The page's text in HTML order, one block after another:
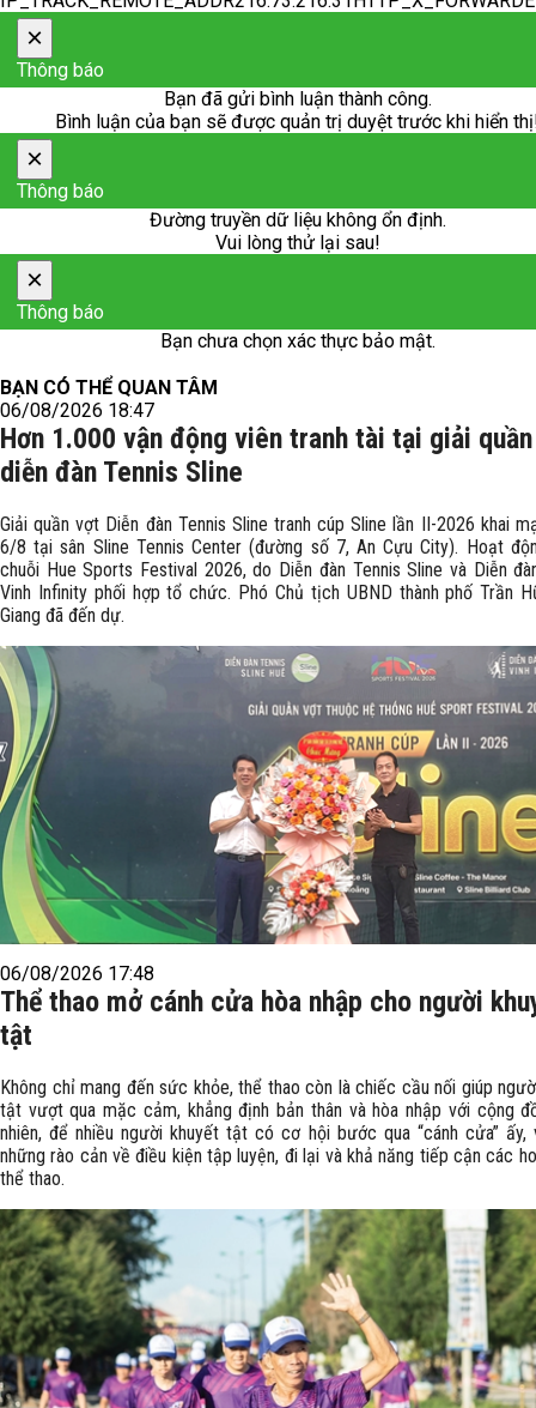
×
Thông báo
Bạn đã gửi bình luận thành công.
Bình luận của bạn sẽ được quản trị duyệt trước khi hiển
×
Thông báo
Đường truyền dữ liệu không ổn định.
Vui lòng thử lại sau!
×
Thông báo
Bạn chưa chọn xác thực bảo mật.
BẠN CÓ THỂ QUAN TÂM
06/08/2026 18:47
Hơn 1.000 vận động viên tranh tài tại giải
diễn đàn Tennis Sline
Giải quần vợt Diễn đàn Tennis Sline tranh cúp Sline lần II-2026 khai
6/8 tại sân Sline Tennis Center (đường số 7, An Cựu City). Hoạt
chuỗi Hue Sports Festival 2026, do Diễn đàn Tennis Sline và Diễn
Vinh Infinity phối hợp tổ chức. Phó Chủ tịch UBND thành phố Trần
Giang đã đến dự.
06/08/2026 17:48
Thể thao mở cánh cửa hòa nhập cho người
tật
Không chỉ mang đến sức khỏe, thể thao còn là chiếc cầu nối giúp
tật vượt qua mặc cảm, khẳng định bản thân và hòa nhập với cộng
nhiên, để nhiều người khuyết tật có cơ hội bước qua “cánh cửa” ấy,
những rào cản về điều kiện tập luyện, đi lại và khả năng tiếp cận các
thể thao.